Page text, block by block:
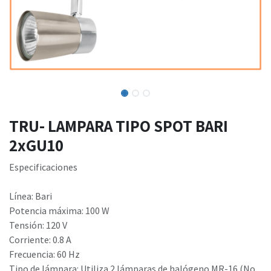
TRU- LAMPARA TIPO SPOT BARI
2xGU10
Especificaciones
Línea: Bari
Potencia máxima: 100 W
Tensión: 120 V
Corriente: 0.8 A
Frecuencia: 60 Hz